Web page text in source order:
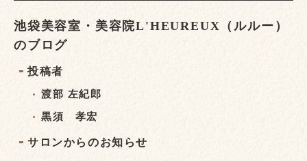
池袋美容室・美容院L'HEUREUX（ルルー）
のブログ
投稿者
渡部 左紀郎
黒須 孝宏
サロンからのお知らせ